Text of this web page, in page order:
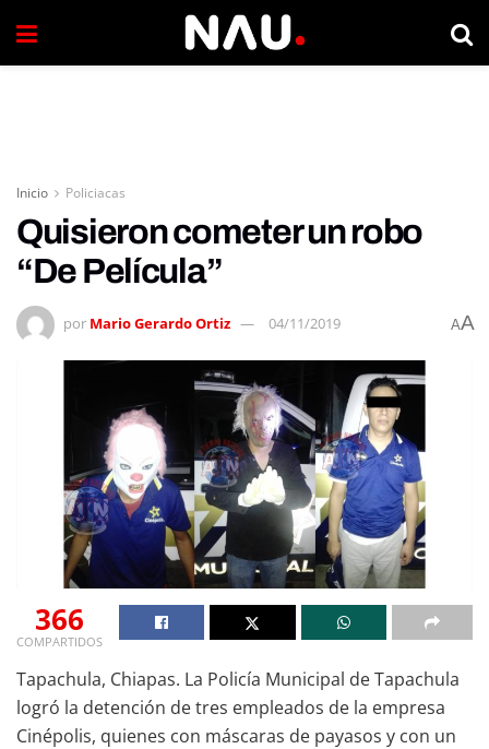
Inicio Policiacas
Quisieron cometer un robo
“De Película”
por Mario Gerardo Ortiz 04/11/2019 AA
366
COMPARTIDOS
Tapachula, Chiapas. La Policía Municipal de Tapachula
logró la detención de tres empleados de la empresa
Cinépolis, quienes con máscaras de payasos y con un